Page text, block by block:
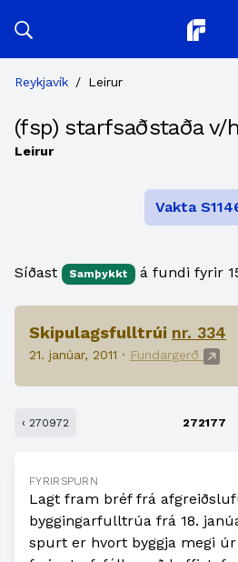
Planitor
Reykjavík / Leirur
(fsp) starfsaðstaða v/
Leirur
Vakta
Síðast Samþykkt á fundi fyrir
Skipulagsfulltrúi nr. 334
21. janúar, 2011 · Fundargerð
‹ 270972 272177
FYRIRSPURN
Lagt fram bréf frá
byggingarfulltrúa frá 18.
spurt er hvort byggja megi